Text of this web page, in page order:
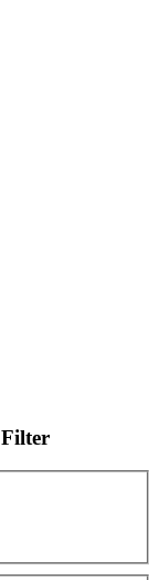
Filter